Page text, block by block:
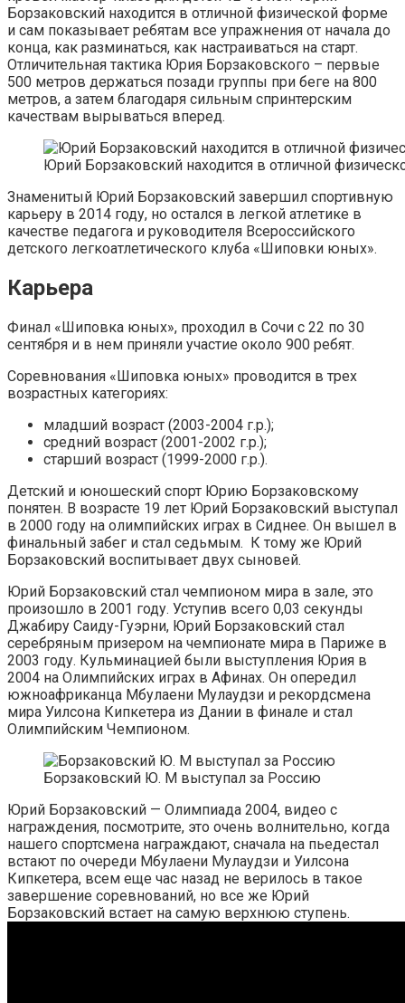
Борзаковский находится в отличной физической форме
и сам показывает ребятам все упражнения от начала до
конца, как разминаться, как настраиваться на старт.
Отличительная тактика Юрия Борзаковского – первые
500 метров держаться позади группы при беге на 800
метров, а затем благодаря сильным спринтерским
качествам вырываться вперед.
Юрий Борзаковский находится в отличной
Знаменитый Юрий Борзаковский завершил спортивную
карьеру в 2014 году, но остался в легкой атлетике в
качестве педагога и руководителя Всероссийского
детского легкоатлетического клуба «Шиповки юных».
Карьера
Финал «Шиповка юных», проходил в Сочи с 22 по 30
сентября и в нем приняли участие около 900 ребят.
Соревнования «Шиповка юных» проводится в трех
возрастных категориях:
младший возраст (2003-2004 г.р.);
средний возраст (2001-2002 г.р.);
старший возраст (1999-2000 г.р.).
Детский и юношеский спорт Юрию Борзаковскому
понятен. В возрасте 19 лет Юрий Борзаковский выступал
в 2000 году на олимпийских играх в Сиднее. Он вышел в
финальный забег и стал седьмым. К тому же Юрий
Борзаковский воспитывает двух сыновей.
Юрий Борзаковский стал чемпионом мира в зале, это
произошло в 2001 году. Уступив всего 0,03 секунды
Джабиру Саиду-Гуэрни, Юрий Борзаковский стал
серебряным призером на чемпионате мира в Париже в
2003 году. Кульминацией были выступления Юрия в
2004 на Олимпийских играх в Афинах. Он опередил
южноафриканца Мбулаени Мулаудзи и рекордсмена
мира Уилсона Кипкетера из Дании в финале и стал
Олимпийским Чемпионом.
Борзаковский Ю. М выступал за Россию
Юрий Борзаковский — Олимпиада 2004, видео с
награждения, посмотрите, это очень волнительно, когда
нашего спортсмена награждают, сначала на пьедестал
встают по очереди Мбулаени Мулаудзи и Уилсона
Кипкетера, всем еще час назад не верилось в такое
завершение соревнований, но все же Юрий
Борзаковский встает на самую верхнюю ступень.